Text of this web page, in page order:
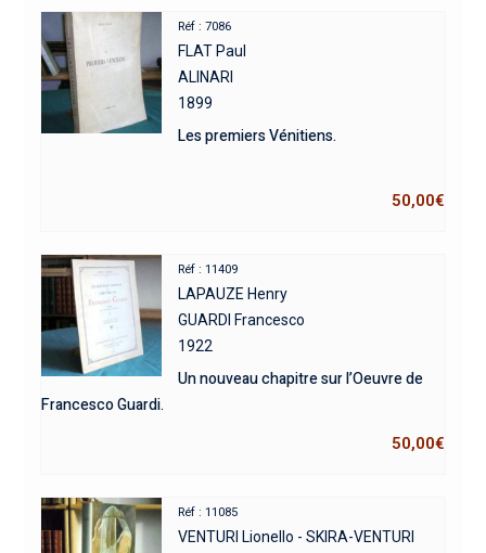
Réf : 7086
FLAT Paul
ALINARI
1899
Les premiers Vénitiens.
50,00€
Réf : 11409
LAPAUZE Henry
GUARDI Francesco
1922
Un nouveau chapitre sur l’Oeuvre de
Francesco Guardi.
50,00€
Réf : 11085
VENTURI Lionello - SKIRA-VENTURI